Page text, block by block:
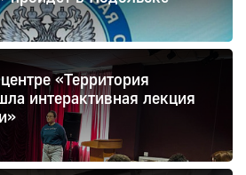
«Территория
интерактивная лекция